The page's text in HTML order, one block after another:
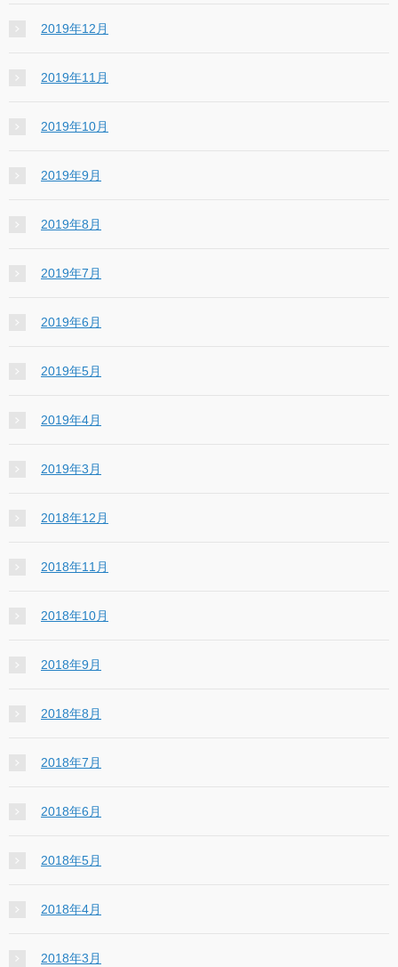
2019年12月
2019年11月
2019年10月
2019年9月
2019年8月
2019年7月
2019年6月
2019年5月
2019年4月
2019年3月
2018年12月
2018年11月
2018年10月
2018年9月
2018年8月
2018年7月
2018年6月
2018年5月
2018年4月
2018年3月